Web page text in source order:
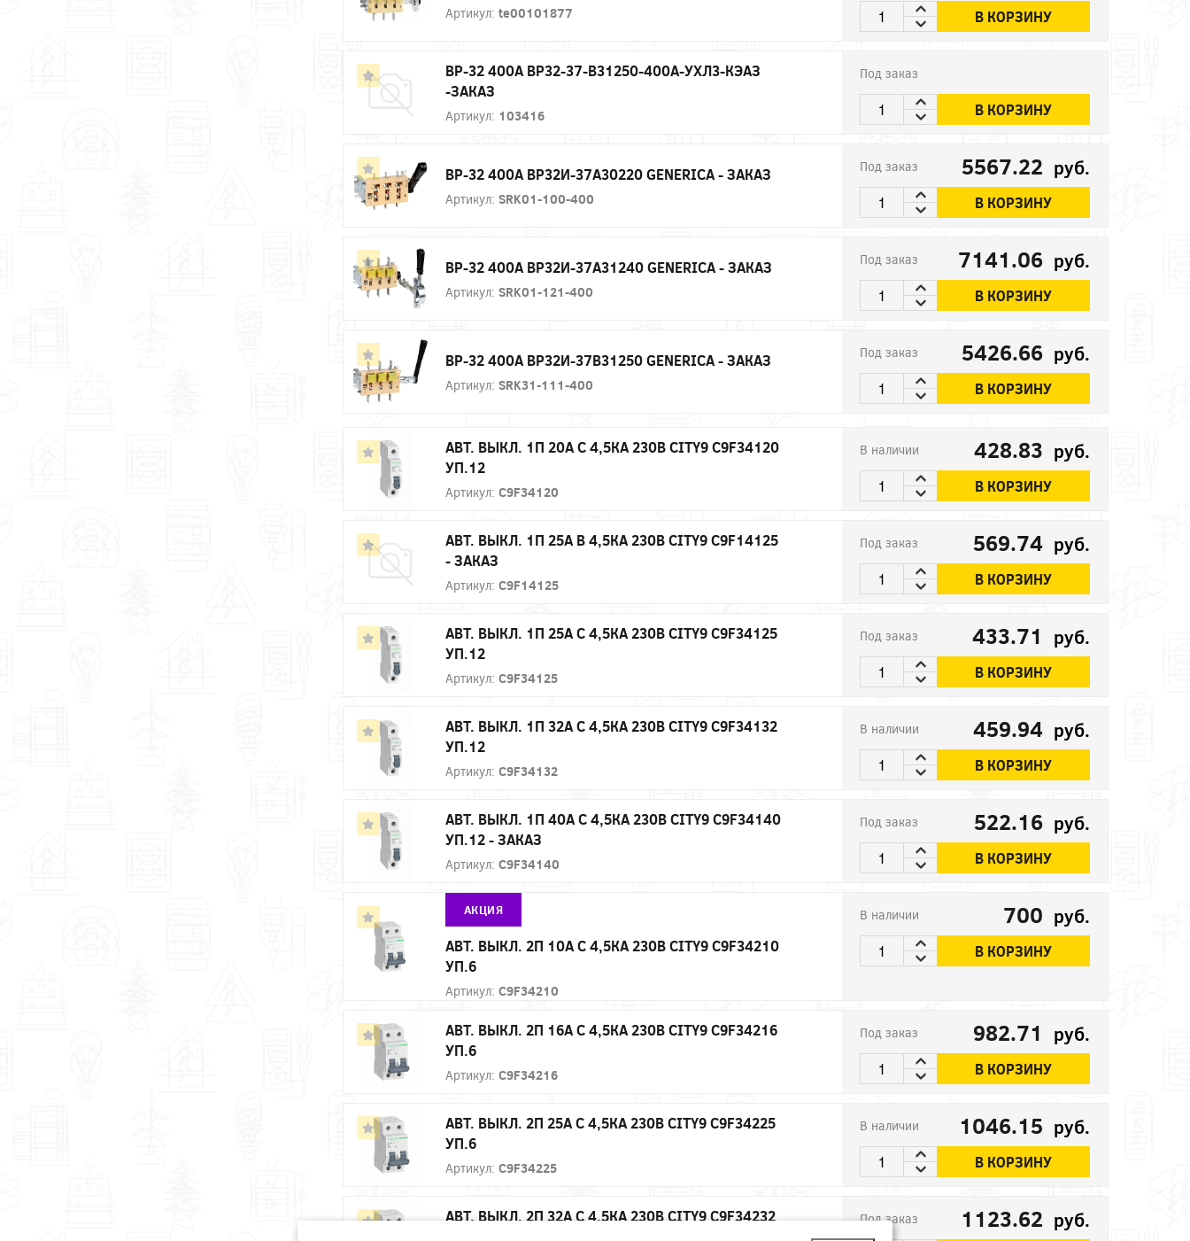
Артикул: te00101877 В КОРЗИНУ
ВР-32 400А ВР32-37-В31250-400А-УХЛ3-КЭАЗ
-ЗАКАЗ
Артикул: 103416
Под заказ
В КОРЗИНУ
ВР-32 400А ВР32И-37А30220 GENERICA - ЗАКАЗ
Артикул: SRK01-100-400
Под заказ 5567.22 руб.
В КОРЗИНУ
ВР-32 400А ВР32И-37А31240 GENERICA - ЗАКАЗ
Артикул: SRK01-121-400
Под заказ 7141.06 руб.
В КОРЗИНУ
ВР-32 400А ВР32И-37В31250 GENERICA - ЗАКАЗ
Артикул: SRK31-111-400
Под заказ 5426.66 руб.
В КОРЗИНУ
АВТ. ВЫКЛ. 1П 20А С 4,5КА 230В CITY9 C9F34120
УП.12
Артикул: C9F34120
В наличии 428.83 руб.
В КОРЗИНУ
АВТ. ВЫКЛ. 1П 25А B 4,5КА 230В CITY9 C9F14125
- ЗАКАЗ
Артикул: C9F14125
Под заказ 569.74 руб.
В КОРЗИНУ
АВТ. ВЫКЛ. 1П 25А С 4,5КА 230В CITY9 C9F34125
УП.12
Артикул: C9F34125
Под заказ 433.71 руб.
В КОРЗИНУ
АВТ. ВЫКЛ. 1П 32А С 4,5КА 230В CITY9 C9F34132
УП.12
Артикул: C9F34132
В наличии 459.94 руб.
В КОРЗИНУ
АВТ. ВЫКЛ. 1П 40А С 4,5КА 230В CITY9 C9F34140
УП.12 - ЗАКАЗ
Артикул: C9F34140
Под заказ 522.16 руб.
В КОРЗИНУ
АКЦИЯ
АВТ. ВЫКЛ. 2П 10А С 4,5КА 230В CITY9 C9F34210
УП.6
Артикул: C9F34210
В наличии 700 руб.
В КОРЗИНУ
АВТ. ВЫКЛ. 2П 16А С 4,5КА 230В CITY9 C9F34216
УП.6
Артикул: C9F34216
Под заказ 982.71 руб.
В КОРЗИНУ
АВТ. ВЫКЛ. 2П 25А С 4,5КА 230В CITY9 C9F34225
УП.6
Артикул: C9F34225
В наличии 1046.15 руб.
В КОРЗИНУ
АВТ. ВЫКЛ. 2П 32А С 4,5КА 230В CITY9 C9F34232
Под заказ 1123.62 руб.